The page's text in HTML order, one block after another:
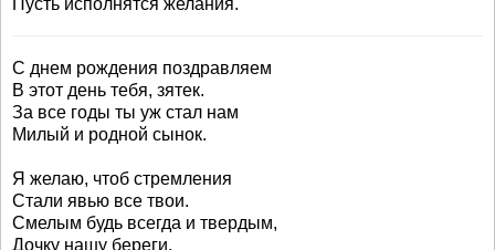
Пусть исполнятся желания.
С днем рождения поздравляем
В этот день тебя, зятек.
За все годы ты уж стал нам
Милый и родной сынок.
Я желаю, чтоб стремления
Стали явью все твои.
Смелым будь всегда и твердым,
Дочку нашу береги.